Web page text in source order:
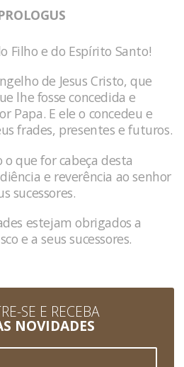
Filho e do Espírito Santo!
de Jesus Cristo, que
lhe fosse concedida e
Papa. E ele o concedeu e
frades, presentes e futuros.
o que for cabeça desta
e reverência ao senhor
sucessores.
estejam obrigados a
e a seus sucessores.
SE E RECEBA
NOVIDADES